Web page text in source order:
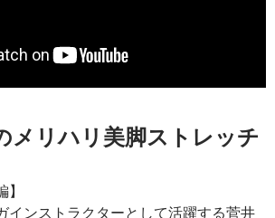
メリハリ美脚ストレッチ
インストラクターとして活躍する菅井